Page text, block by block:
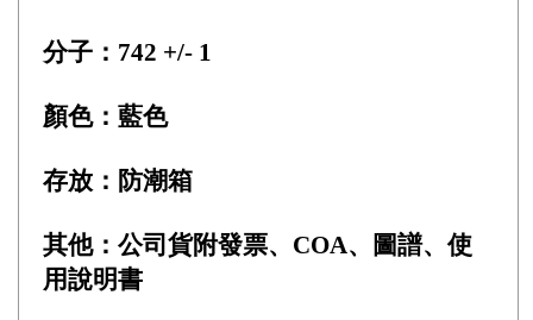
分子：742 +/- 1
顏色：藍色
存放：防潮箱
其他：公司貨附發票、COA、圖譜、使
用說明書